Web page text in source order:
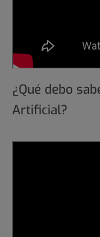
¿Qué debo
Artificial?